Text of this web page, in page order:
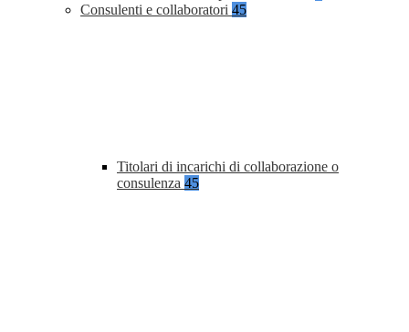
Consulenti e collaboratori 45
Titolari di incarichi di collaborazione o
consulenza 45